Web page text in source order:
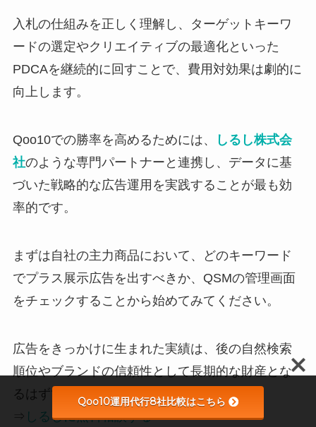
入札の仕組みを正しく理解し、ターゲットキーワ
ードの選定やクリエイティブの最適化といった
PDCAを継続的に回すことで、費用対効果は劇的に
向上します。
Qoo10での勝率を高めるためには、
しるし株式会
社のような専門パートナーと連携し、データに基
づいた戦略的な広告運用を実践することが最も効
率的です。
まずは自社の主力商品において、どのキーワード
でプラス展示広告を出すべきか、QSMの管理画面
をチェックすることから始めてみてください。
広告をきっかけに生まれた実績は、後の自然検索
順位やブランドの信頼性として長期的な財産とな
るはずです。
⇒ しるしに無料相談する
Qoo10運用代行8社比較はこちら